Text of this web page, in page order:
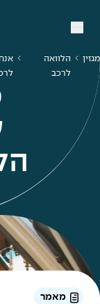
מגזין
הלוואה
לרכב
מאמר